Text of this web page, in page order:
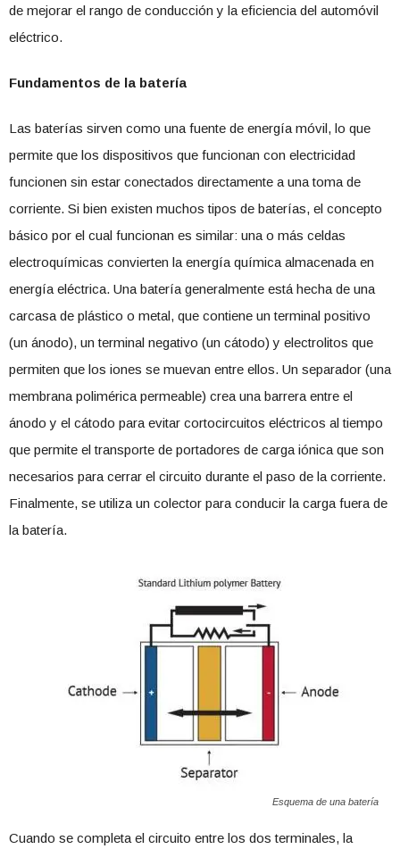
de mejorar el rango de conducción y la eficiencia del automóvil
eléctrico.
Fundamentos de la batería
Las baterías sirven como una fuente de energía móvil, lo que
permite que los dispositivos que funcionan con electricidad
funcionen sin estar conectados directamente a una toma de
corriente. Si bien existen muchos tipos de baterías, el concepto
básico por el cual funcionan es similar: una o más celdas
electroquímicas convierten la energía química almacenada en
energía eléctrica. Una batería generalmente está hecha de una
carcasa de plástico o metal, que contiene un terminal positivo
(un ánodo), un terminal negativo (un cátodo) y electrolitos que
permiten que los iones se muevan entre ellos. Un separador (una
membrana polimérica permeable) crea una barrera entre el
ánodo y el cátodo para evitar cortocircuitos eléctricos al tiempo
que permite el transporte de portadores de carga iónica que son
necesarios para cerrar el circuito durante el paso de la corriente.
Finalmente, se utiliza un colector para conducir la carga fuera de
la batería.
Esquema de una batería
Cuando se completa el circuito entre los dos terminales, la